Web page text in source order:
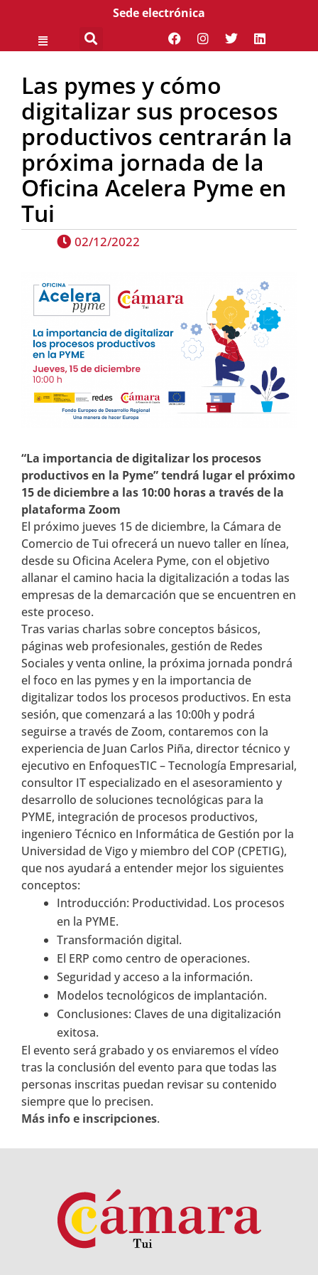
Sede electrónica
Las pymes y cómo
digitalizar sus procesos
productivos centrarán la
próxima jornada de la
Oficina Acelera Pyme en
Tui
02/12/2022
“La importancia de digitalizar los procesos
productivos en la Pyme” tendrá lugar el próximo
15 de diciembre a las 10:00 horas a través de la
plataforma Zoom
El próximo jueves 15 de diciembre, la Cámara de
Comercio de Tui ofrecerá un nuevo taller en línea,
desde su Oficina Acelera Pyme, con el objetivo
allanar el camino hacia la digitalización a todas las
empresas de la demarcación que se encuentren en
este proceso.
Tras varias charlas sobre conceptos básicos,
páginas web profesionales, gestión de Redes
Sociales y venta online, la próxima jornada pondrá
el foco en las pymes y en la importancia de
digitalizar todos los procesos productivos. En esta
sesión, que comenzará a las 10:00h y podrá
seguirse a través de Zoom, contaremos con la
experiencia de Juan Carlos Piña, director técnico y
ejecutivo en EnfoquesTIC – Tecnología Empresarial,
consultor IT especializado en el asesoramiento y
desarrollo de soluciones tecnológicas para la
PYME, integración de procesos productivos,
ingeniero Técnico en Informática de Gestión por la
Universidad de Vigo y miembro del COP (CPETIG),
que nos ayudará a entender mejor los siguientes
conceptos:
Introducción: Productividad. Los procesos
en la PYME.
Transformación digital.
El ERP como centro de operaciones.
Seguridad y acceso a la información.
Modelos tecnológicos de implantación.
Conclusiones: Claves de una digitalización
exitosa.
El evento será grabado y os enviaremos el vídeo
tras la conclusión del evento para que todas las
personas inscritas puedan revisar su contenido
siempre que lo precisen.
Más info e inscripciones.